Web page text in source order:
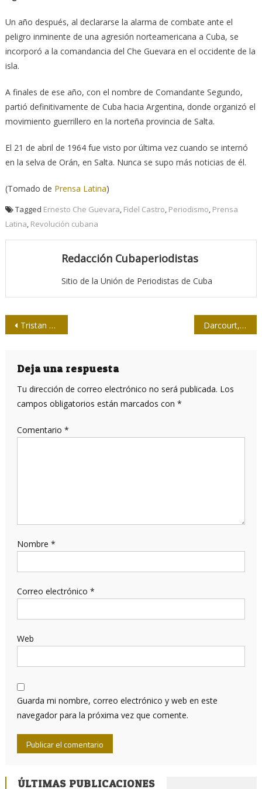
Un año después, al declararse la alarma de combate ante el
peligro inminente de una agresión norteamericana a Cuba, se
incorporó a la comandancia del Che Guevara en el occidente de la
isla.
A finales de ese año, con el nombre de Comandante Segundo,
partió definitivamente de Cuba hacia Argentina, donde organizó el
movimiento guerrillero en la norteña provincia de Salta.
El 21 de abril de 1964 fue visto por última vez cuando se internó
en la selva de Orán, en Salta. Nunca se supo más noticias de él.
(Tomado de Prensa Latina)
Tagged Ernesto Che Guevara Fidel Castro Periodismo Prensa
Latina Revolución cubana
Redacción Cubaperiodistas
Sitio de la Unión de Periodistas de Cuba
Navegación
entradas
Tristan Bauer: Todo cine es político, aunque no se proponga serlo (Parte I) Darcourt, no descanses en paz
Deja una respuesta
Tu dirección de correo electrónico no será publicada. Los
campos obligatorios están marcados con *
Comentario *
Nombre *
Correo electrónico *
Web
Guarda mi nombre, correo electrónico y web en este
navegador para la próxima vez que comente.
ÚLTIMAS PUBLICACIONES